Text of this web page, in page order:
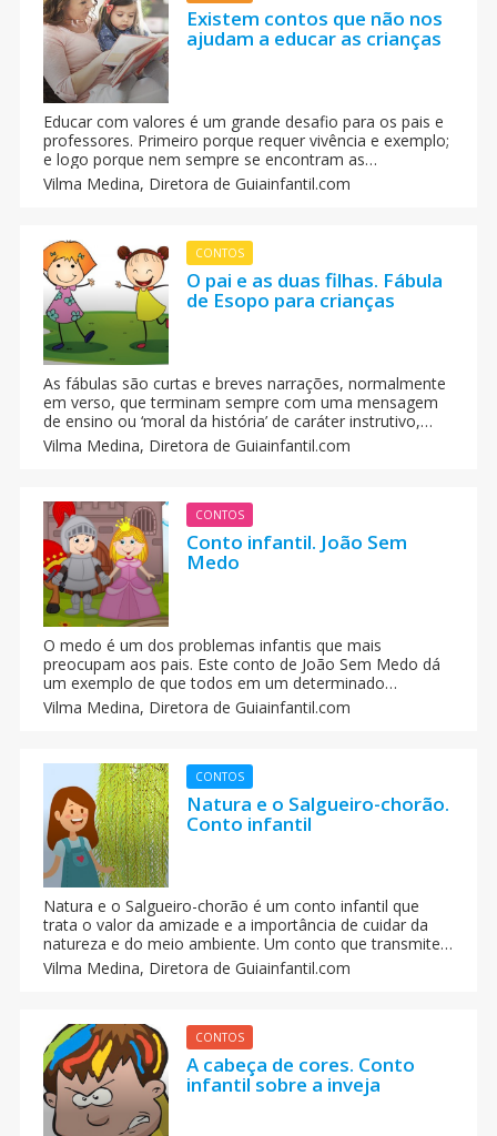
Existem contos que não nos
ajudam a educar as crianças
Educar com valores é um grande desafio para os pais e
professores. Primeiro porque requer vivência e exemplo;
e logo porque nem sempre se encontram as
ferramentas necessárias para isso. Antes de contar um
conto ao seu filho você deveria lê-lo antes e ver se o
Vilma Medina, Diretora de Guiainfantil.com
CONTOS
O pai e as duas filhas. Fábula
de Esopo para crianças
As fábulas são curtas e breves narrações, normalmente
em verso, que terminam sempre com uma mensagem
de ensino ou ‘moral da história’ de caráter instrutivo,
cujos personagens quase sempre são animais ou
objetos fictícios. O pai e as duas filhas é uma fábula
Vilma Medina, Diretora de Guiainfantil.com
CONTOS
Conto infantil. João Sem
Medo
O medo é um dos problemas infantis que mais
preocupam aos pais. Este conto de João Sem Medo dá
um exemplo de que todos em um determinado
momento sentem medo, em grande ou pequena
medida.
Vilma Medina, Diretora de Guiainfantil.com
CONTOS
Natura e o Salgueiro-chorão.
Conto infantil
Natura e o Salgueiro-chorão é um conto infantil que
trata o valor da amizade e a importância de cuidar da
natureza e do meio ambiente. Um conto que transmite
uma mensagem para que as crianças protejam o meio
Vilma Medina, Diretora de Guiainfantil.com
CONTOS
A cabeça de cores. Conto
infantil sobre a inveja